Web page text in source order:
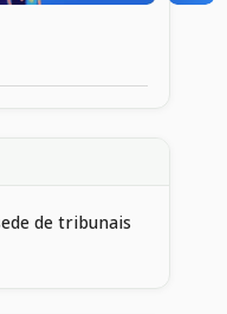
de tribunais